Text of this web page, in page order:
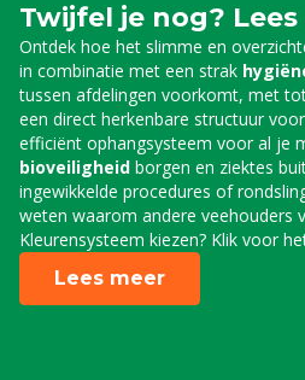
Twijfel je nog?
Ontdek hoe het slimme en
in combinatie met een strak
tussen afdelingen voorkomt, met
een direct herkenbare structuur
efficiënt ophangsysteem voor al je
bioveiligheid borgen en ziektes
ingewikkelde procedures of
weten waarom andere veehouders
Kleurensysteem kiezen? Klik voor
Lees meer